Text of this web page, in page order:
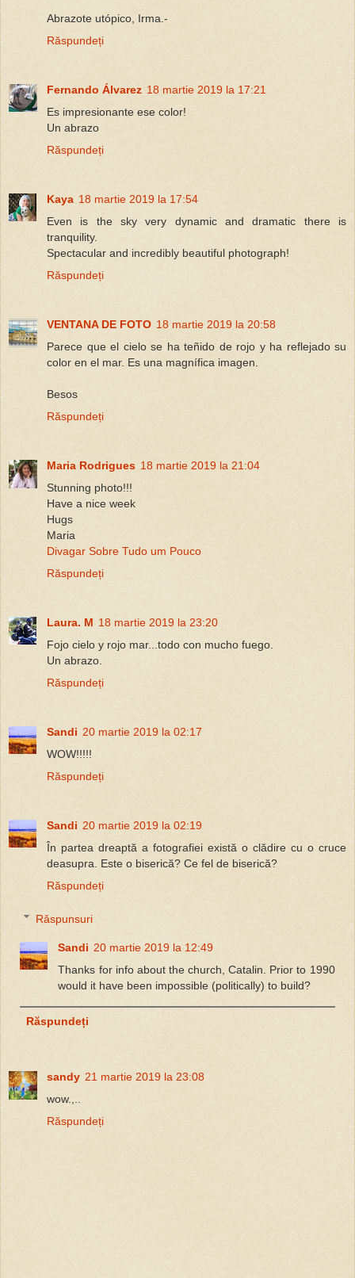
Abrazote utópico, Irma.-
Răspundeți
Fernando Álvarez 18 martie 2019 la 17:21
Es impresionante ese color!
Un abrazo
Răspundeți
Kaya 18 martie 2019 la 17:54
Even is the sky very dynamic and dramatic there is
tranquility.
Spectacular and incredibly beautiful photograph!
Răspundeți
VENTANA DE FOTO 18 martie 2019 la 20:58
Parece que el cielo se ha teñido de rojo y ha reflejado su
color en el mar. Es una magnífica imagen.
Besos
Răspundeți
Maria Rodrigues 18 martie 2019 la 21:04
Stunning photo!!!
Have a nice week
Hugs
Maria
Divagar Sobre Tudo um Pouco
Răspundeți
Laura. M 18 martie 2019 la 23:20
Fojo cielo y rojo mar...todo con mucho fuego.
Un abrazo.
Răspundeți
Sandi 20 martie 2019 la 02:17
WOW!!!!!
Răspundeți
Sandi 20 martie 2019 la 02:19
În partea dreaptă a fotografiei există o clădire cu o cruce
deasupra. Este o biserică? Ce fel de biserică?
Răspundeți
Răspunsuri
Sandi 20 martie 2019 la 12:49
Thanks for info about the church, Catalin. Prior to 1990
would it have been impossible (politically) to build?
Răspundeți
sandy 21 martie 2019 la 23:08
wow.,..
Răspundeți